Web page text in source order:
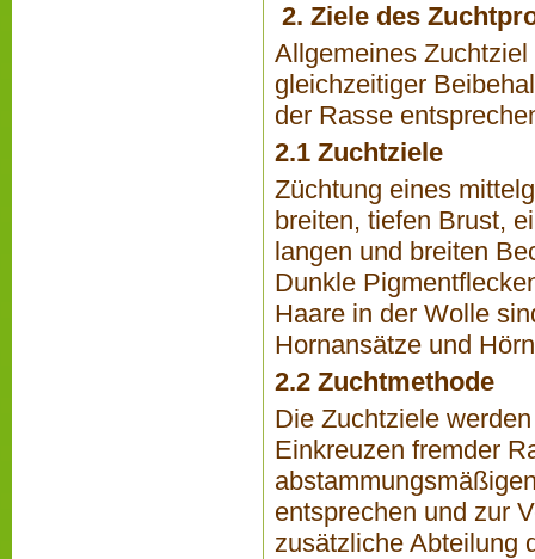
2. Ziele des
Allgemeines
gleichzeitiger
der Rasse
2.1 Zuchtziele
Züchtung eines
breiten, tiefen Brust,
langen und breiten
Dunkle
Haare in der Wolle
Hornansätze und
2.2 Zuchtmethode
Die Zuchtziele
Einkreuzen fremder
entsprechen und zur
zusätzliche Abteilung